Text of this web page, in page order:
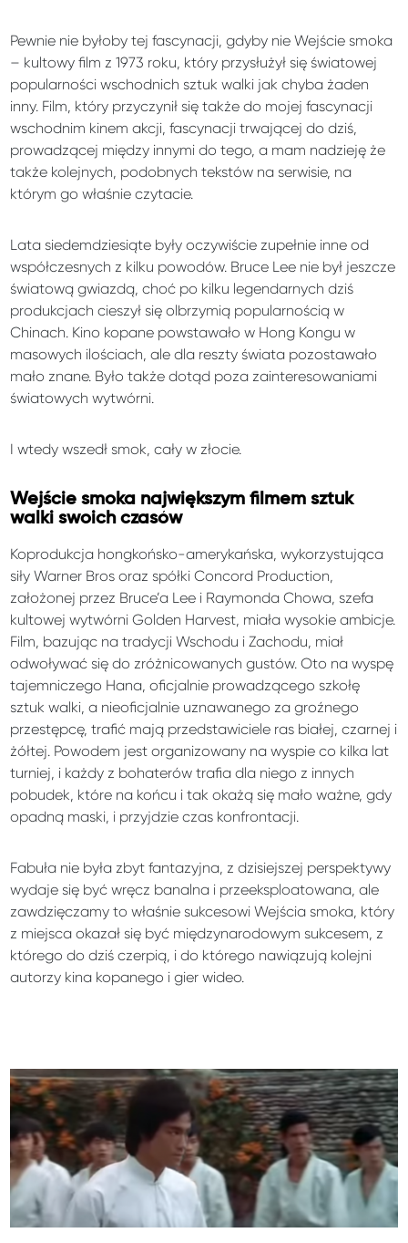
Pewnie nie byłoby tej fascynacji, gdyby nie Wejście smoka
– kultowy film z 1973 roku, który przysłużył się światowej
popularności wschodnich sztuk walki jak chyba żaden
inny. Film, który przyczynił się także do mojej fascynacji
wschodnim kinem akcji, fascynacji trwającej do dziś,
prowadzącej między innymi do tego, a mam nadzieję że
także kolejnych, podobnych tekstów na serwisie, na
którym go właśnie czytacie.
Lata siedemdziesiąte były oczywiście zupełnie inne od
współczesnych z kilku powodów. Bruce Lee nie był jeszcze
światową gwiazdą, choć po kilku legendarnych dziś
produkcjach cieszył się olbrzymią popularnością w
Chinach. Kino kopane powstawało w Hong Kongu w
masowych ilościach, ale dla reszty świata pozostawało
mało znane. Było także dotąd poza zainteresowaniami
światowych wytwórni.
I wtedy wszedł smok, cały w złocie.
Wejście smoka największym filmem sztuk
walki swoich czasów
Koprodukcja hongkońsko-amerykańska, wykorzystująca
siły Warner Bros oraz spółki Concord Production,
założonej przez Bruce’a Lee i Raymonda Chowa, szefa
kultowej wytwórni Golden Harvest, miała wysokie ambicje.
Film, bazując na tradycji Wschodu i Zachodu, miał
odwoływać się do zróżnicowanych gustów. Oto na wyspę
tajemniczego Hana, oficjalnie prowadzącego szkołę
sztuk walki, a nieoficjalnie uznawanego za groźnego
przestępcę, trafić mają przedstawiciele ras białej, czarnej i
żółtej. Powodem jest organizowany na wyspie co kilka lat
turniej, i każdy z bohaterów trafia dla niego z innych
pobudek, które na końcu i tak okażą się mało ważne, gdy
opadną maski, i przyjdzie czas konfrontacji.
Fabuła nie była zbyt fantazyjna, z dzisiejszej perspektywy
wydaje się być wręcz banalna i przeeksploatowana, ale
zawdzięczamy to właśnie sukcesowi Wejścia smoka, który
z miejsca okazał się być międzynarodowym sukcesem, z
którego do dziś czerpią, i do którego nawiązują kolejni
autorzy kina kopanego i gier wideo.